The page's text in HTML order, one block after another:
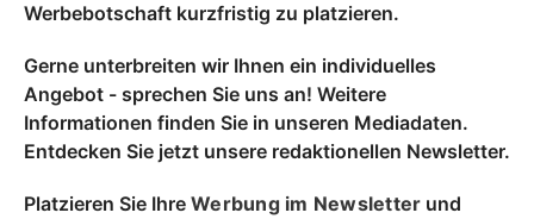
Werbebotschaft kurzfristig zu platzieren.
Gerne unterbreiten wir Ihnen ein individuelles
Angebot - sprechen Sie uns an! Weitere
Informationen finden Sie in unseren Mediadaten.
Entdecken Sie jetzt unsere redaktionellen Newsletter.
Platzieren Sie Ihre Werbung im Newsletter und